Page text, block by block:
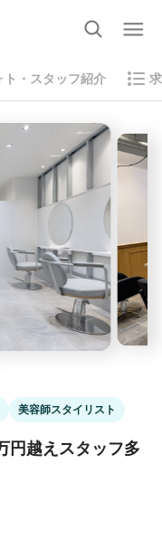
ト・スタッフ紹介
美容師スタイリスト
円越えスタッフ多